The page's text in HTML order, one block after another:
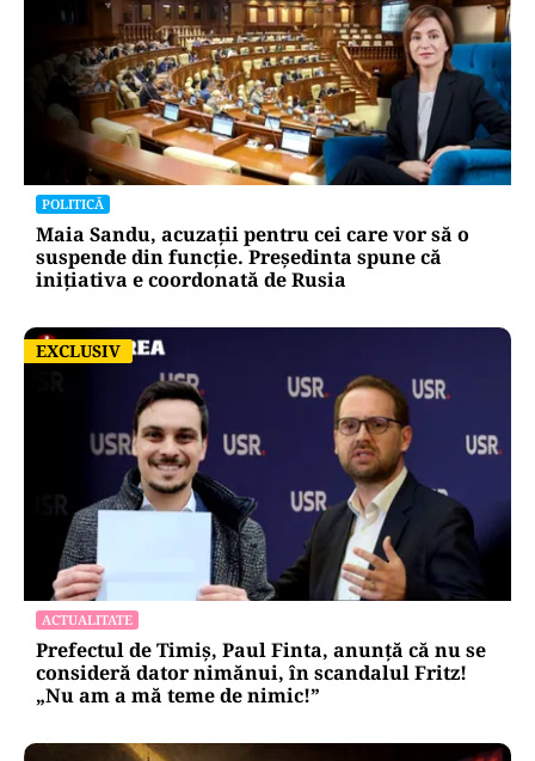
POLITICĂ
Maia Sandu, acuzații pentru cei care vor să o
suspende din funcție. Președinta spune că
inițiativa e coordonată de Rusia
EXCLUSIV
EXCLUSIV
ACTUALITATE
Prefectul de Timiș, Paul Finta, anunță că nu se
consideră dator nimănui, în scandalul Fritz!
„Nu am a mă teme de nimic!”